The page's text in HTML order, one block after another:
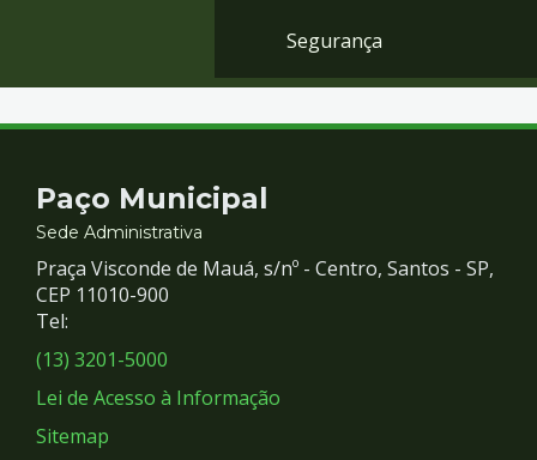
Segurança
Contato
e
Redes
Sociais
Paço Municipal
Sede Administrativa
Praça Visconde de Mauá, s/nº - Centro, Santos - SP,
CEP 11010-900
Tel:
(13) 3201-5000
Lei de Acesso à Informação
Sitemap